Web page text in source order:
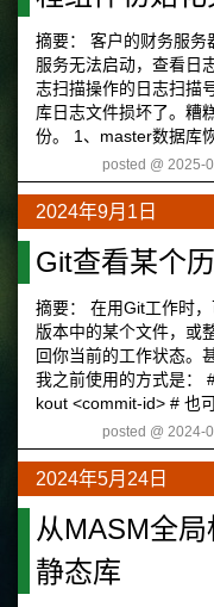
摘要： 客户的财务服
服务无法启动，查看日
志扫描操作的日志扫描
库日志文件损坏了。糟
份。 1、master数据库
posted @ 2025-
2024年9月1日
Git查看某个
摘要： 在用Git工作时
版本中的某个文件，或
回你当前的工作状态。
我之前使用的方式是：
kout <commit-id> # 也
posted @ 2024-
2024年5月24日
从MASM全
静态库